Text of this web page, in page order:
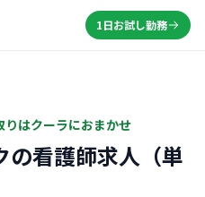
1日お試し勤務
はクーラにおまかせ
の看護師求人（単